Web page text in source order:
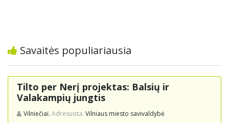
Savaitės populiariausia
Tilto per Nerį projektas: Balsių ir
Valakampių jungtis
Vilniečiai. Adresuota: Vilniaus miesto savivaldybė